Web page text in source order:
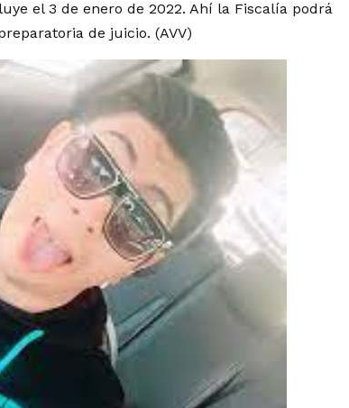
el 3 de enero de 2022. Ahí la Fiscalía podrá
de juicio. (AVV)